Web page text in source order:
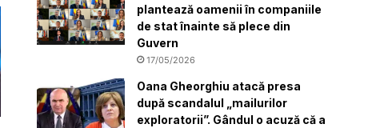
plantează oamenii în companiile
de stat înainte să plece din
Guvern
17/05/2026
Oana Gheorghiu atacă presa
după scandalul „mailurilor
exploratorii”. Gândul o acuză că a